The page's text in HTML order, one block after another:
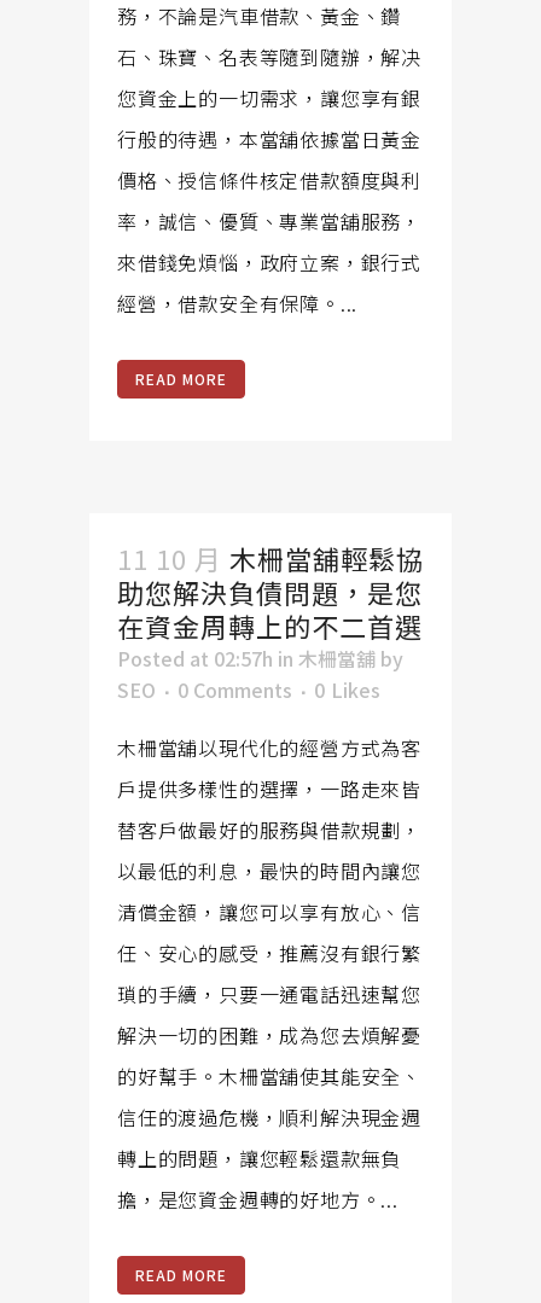
務，不論是汽車借款、黃金、鑽
石、珠寶、名表等隨到隨辦，解决
您資金上的一切需求，讓您享有銀
行般的待遇，本當舖依據當日黃金
價格、授信條件核定借款額度與利
率，誠信、優質、專業當舖服務，
來借錢免煩惱，政府立案，銀行式
經營，借款安全有保障。...
READ MORE
11 10 月 木柵當舖輕鬆協
助您解決負債問題，是您
在資金周轉上的不二首選
Posted at 02:57h in 木柵當舖 by
SEO
0 Comments 0 Likes
木柵當舖以現代化的經營方式為客
戶提供多樣性的選擇，一路走來皆
替客戶做最好的服務與借款規劃，
以最低的利息，最快的時間內讓您
清償金額，讓您可以享有放心、信
任、安心的感受，推薦沒有銀行繁
瑣的手續，只要一通電話迅速幫您
解決一切的困難，成為您去煩解憂
的好幫手。木柵當舖使其能安全、
信任的渡過危機，順利解決現金週
轉上的問題，讓您輕鬆還款無負
擔，是您資金週轉的好地方。...
READ MORE